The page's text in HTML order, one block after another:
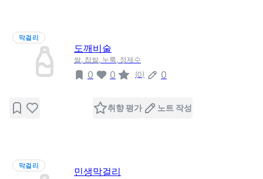
막걸리
도깨비술
쌀, 찹쌀, 누룩, 정제수
0 0 (0) 0
취향 평가 노트 작성
막걸리
민생막걸리